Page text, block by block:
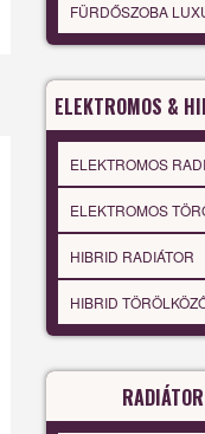
FÜRDŐSZOBA
ELEKTROMOS &
ELEKTROMOS
ELEKTROMOS
HIBRID RADIÁTOR
HIBRID